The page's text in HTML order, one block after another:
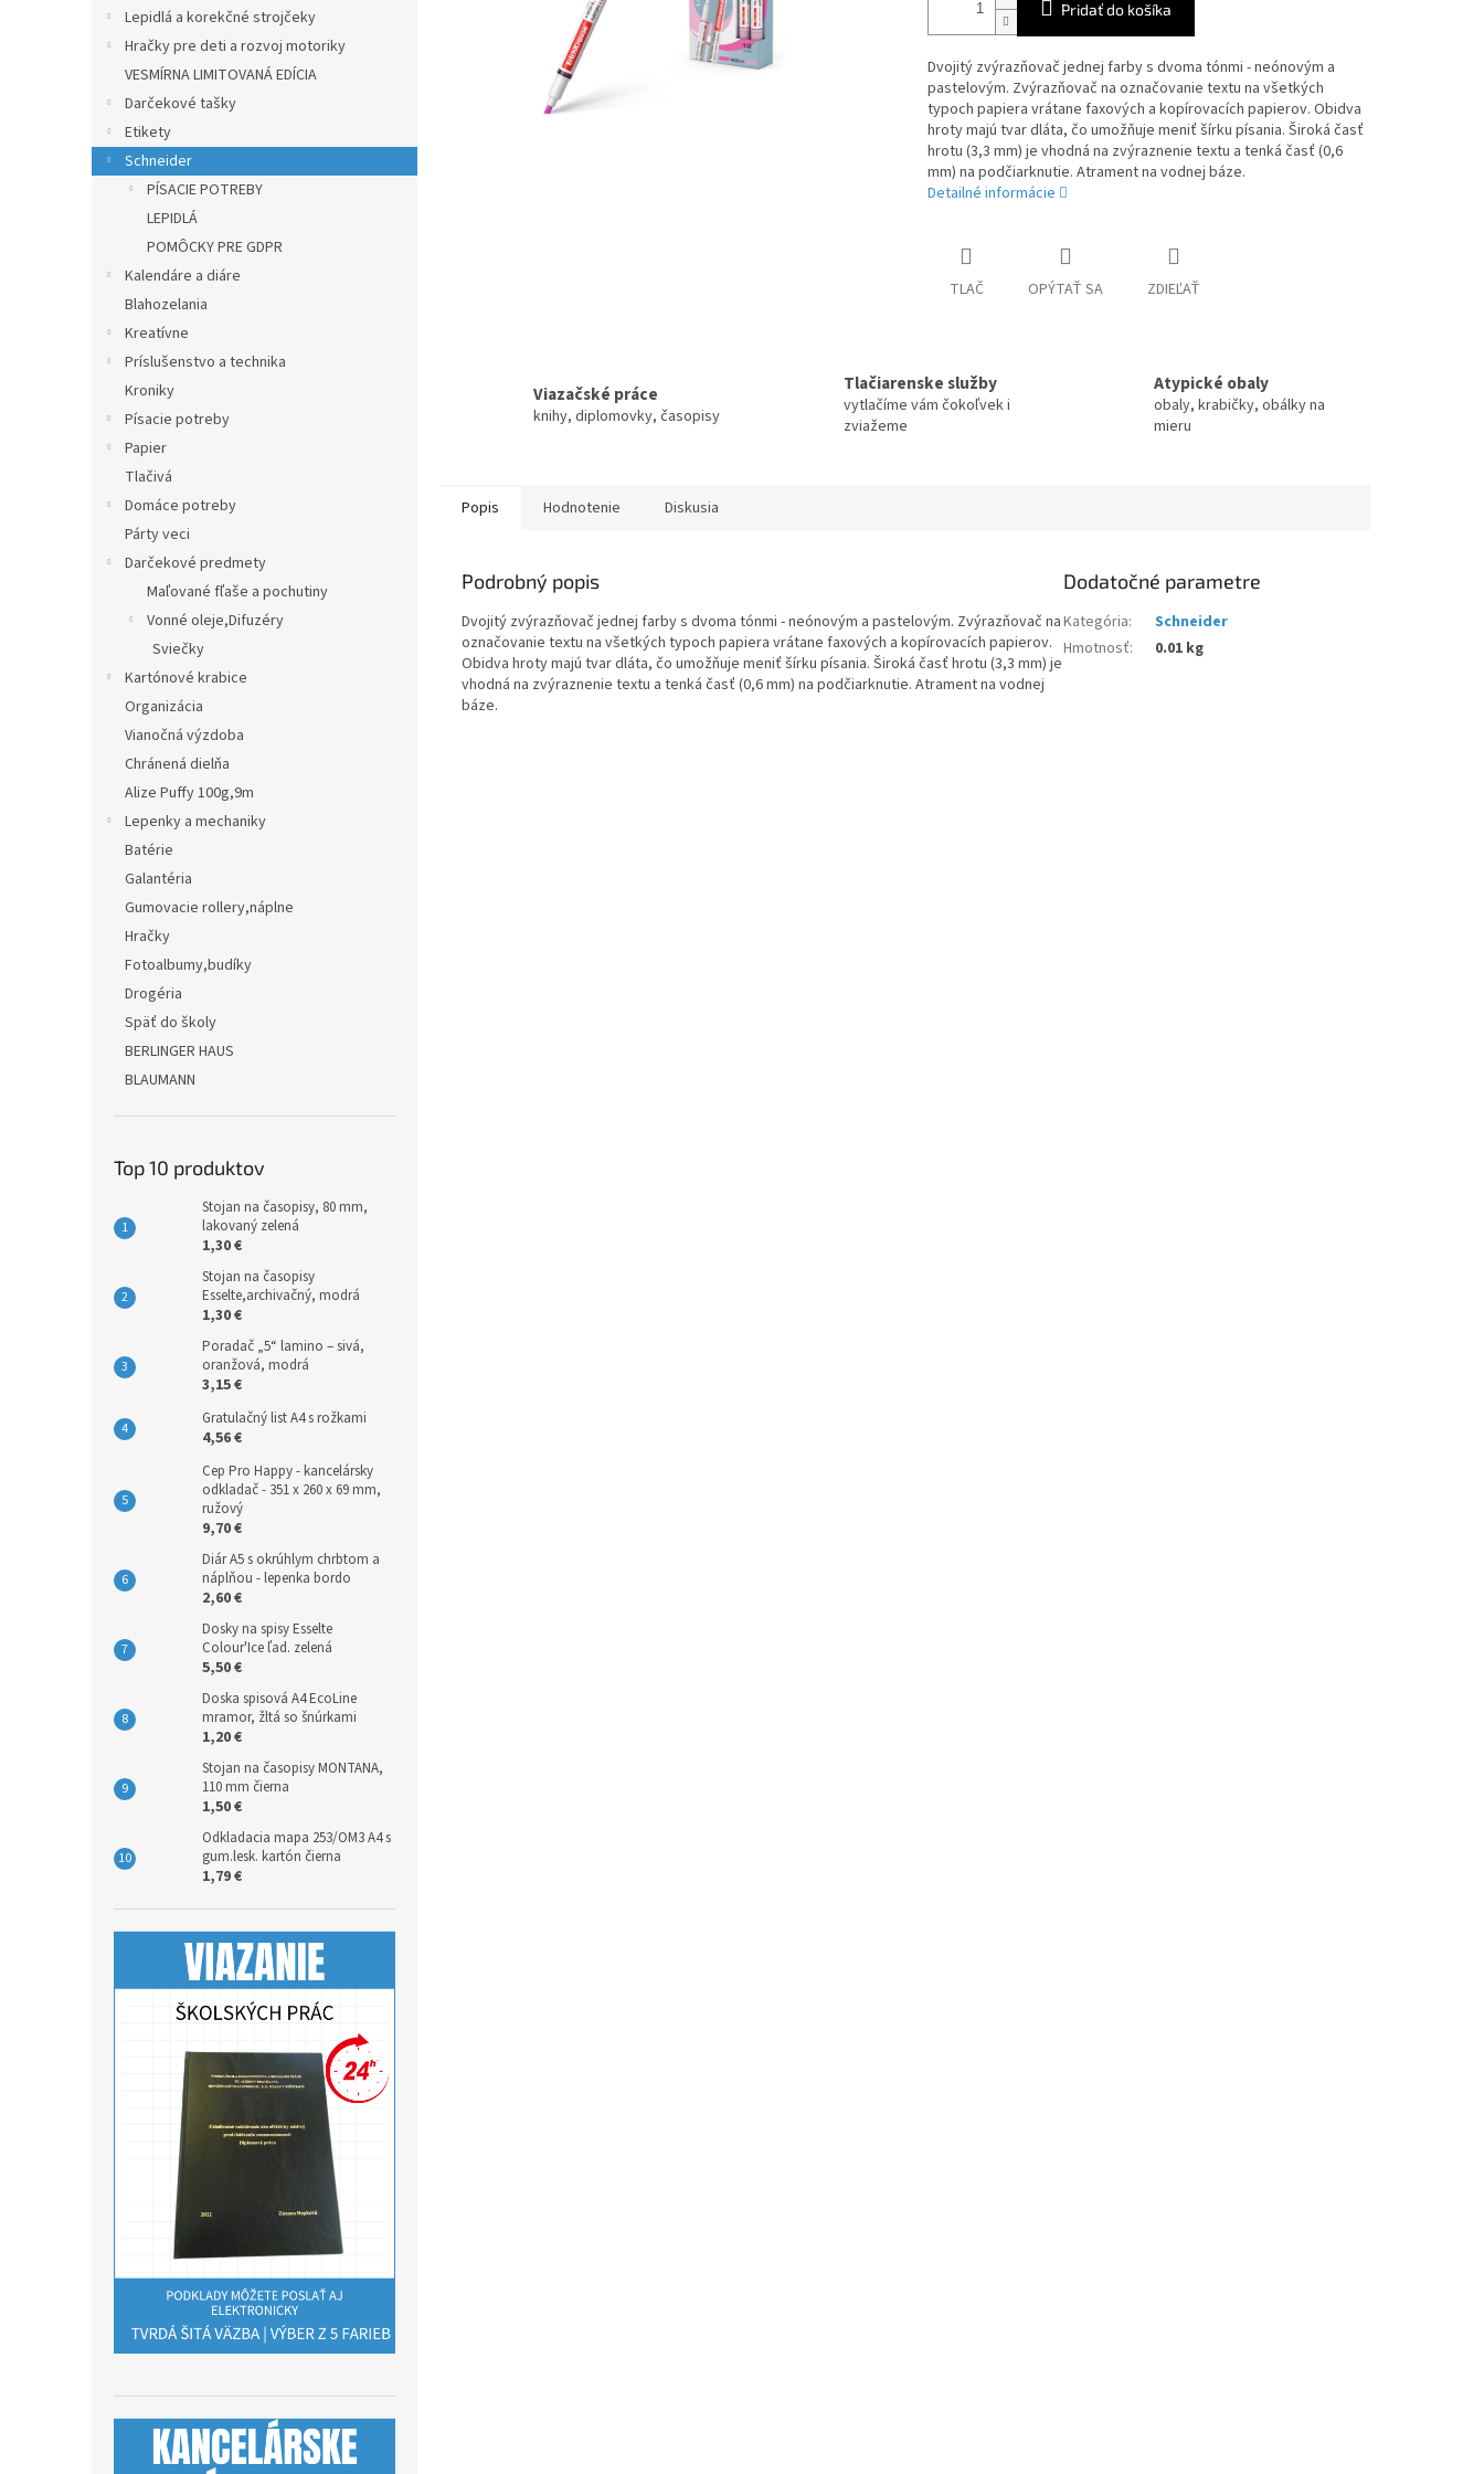
Lepidlá a korekčné strojčeky
Hračky pre deti a rozvoj motoriky
VESMÍRNA LIMITOVANÁ EDÍCIA
Darčekové tašky
Etikety
Schneider
PÍSACIE POTREBY
LEPIDLÁ
POMÔCKY PRE GDPR
Kalendáre a diáre
Blahozelania
Kreatívne
Príslušenstvo a technika
Kroniky
Písacie potreby
Papier
Tlačivá
Domáce potreby
Párty veci
Darčekové predmety
Maľované fľaše a pochutiny
Vonné oleje,Difuzéry
Sviečky
Kartónové krabice
Organizácia
Vianočná výzdoba
Chránená dielňa
Alize Puffy 100g,9m
Lepenky a mechaniky
Batérie
Galantéria
Gumovacie rollery,náplne
Hračky
Fotoalbumy,budíky
Drogéria
Späť do školy
BERLINGER HAUS
BLAUMANN
Top 10 produktov
Stojan na časopisy, 80 mm,
lakovaný zelená
1,30 €
Stojan na časopisy
Esselte,archivačný, modrá
1,30 €
Poradač „5“ lamino – sivá,
oranžová, modrá
3,15 €
Gratulačný list A4 s rožkami
4,56 €
Cep Pro Happy - kancelársky
odkladač - 351 x 260 x 69 mm,
ružový
9,70 €
Diár A5 s okrúhlym chrbtom a
náplňou - lepenka bordo
2,60 €
Dosky na spisy Esselte
Colour'Ice ľad. zelená
5,50 €
Doska spisová A4 EcoLine
mramor, žltá so šnúrkami
1,20 €
Stojan na časopisy MONTANA,
110 mm čierna
1,50 €
Odkladacia mapa 253/OM3 A4 s
gum.lesk. kartón čierna
1,79 €
Pridať do košíka
Dvojitý zvýrazňovač jednej farby s dvoma tónmi - neónovým a
pastelovým. Zvýrazňovač na označovanie textu na všetkých
typoch papiera vrátane faxových a kopírovacích papierov. Obidva
hroty majú tvar dláta, čo umožňuje meniť šírku písania. Široká časť
hrotu (3,3 mm) je vhodná na zvýraznenie textu a tenká časť (0,6
mm) na podčiarknutie. Atrament na vodnej báze.
Detailné informácie
TLAČ OPÝTAŤ SA ZDIEĽAŤ
Viazačské práce
knihy, diplomovky, časopisy
Tlačiarenske služby
vytlačíme vám čokoľvek i
zviažeme
Atypické obaly
obaly, krabičky, obálky na
mieru
Popis Hodnotenie Diskusia
Podrobný popis
Dvojitý zvýrazňovač jednej farby s dvoma tónmi - neónovým a pastelovým. Zvýrazňovač na
označovanie textu na všetkých typoch papiera vrátane faxových a kopírovacích papierov.
Obidva hroty majú tvar dláta, čo umožňuje meniť šírku písania. Široká časť hrotu (3,3 mm) je
vhodná na zvýraznenie textu a tenká časť (0,6 mm) na podčiarknutie. Atrament na vodnej
báze.
Dodatočné parametre
Kategória:
Schneider
Hmotnosť: 0.01 kg